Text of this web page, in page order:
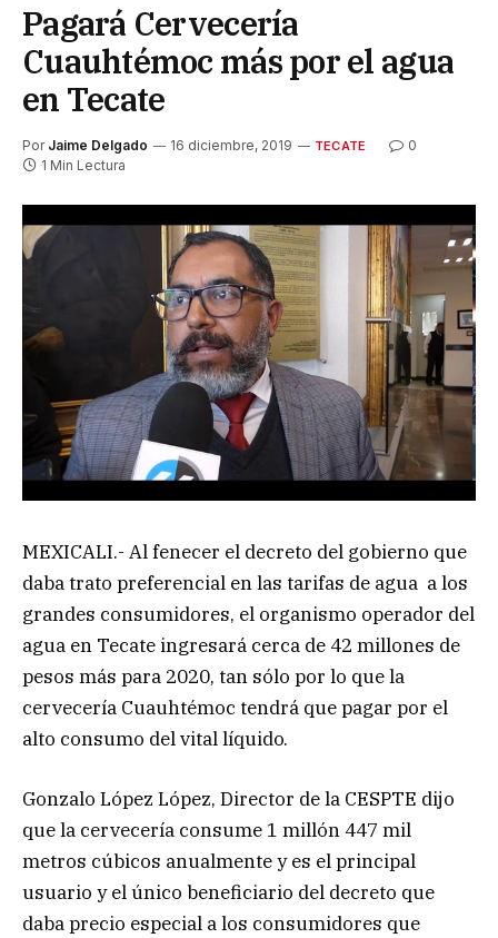
Pagará Cervecería
Cuauhtémoc más por el agua
en Tecate
Por Jaime Delgado 16 diciembre, 2019 TECATE
0
1 Min Lectura
MEXICALI.- Al fenecer el decreto del gobierno que
daba trato preferencial en las tarifas de agua a los
grandes consumidores, el organismo operador del
agua en Tecate ingresará cerca de 42 millones de
pesos más para 2020, tan sólo por lo que la
cervecería Cuauhtémoc tendrá que pagar por el
alto consumo del vital líquido.
Gonzalo López López, Director de la CESPTE dijo
que la cervecería consume 1 millón 447 mil
metros cúbicos anualmente y es el principal
usuario y el único beneficiario del decreto que
daba precio especial a los consumidores que